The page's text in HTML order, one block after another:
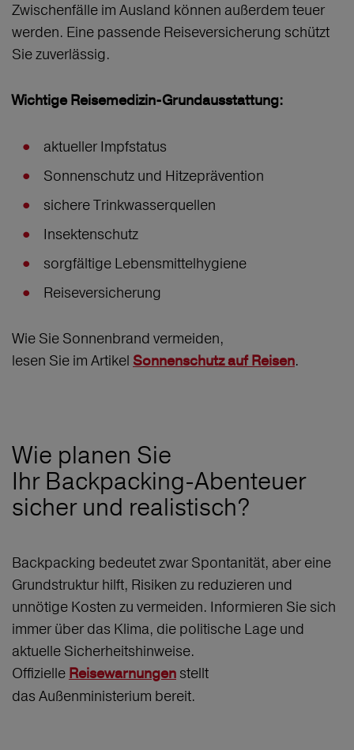
Zwischenfälle im Ausland können außerdem teuer
werden. Eine passende Reiseversicherung schützt
Sie zuverlässig.
Wichtige Reisemedizin‑Grundausstattung:
aktueller Impfstatus
Sonnenschutz und Hitzeprävention
sichere Trinkwasserquellen
Insektenschutz
sorgfältige Lebensmittelhygiene
Reiseversicherung
Wie Sie Sonnenbrand vermeiden,
lesen Sie im Artikel Sonnenschutz auf Reisen.
Wie planen Sie
Ihr Backpacking‑Abenteuer
sicher und realistisch?
Backpacking bedeutet zwar Spontanität, aber eine
Grundstruktur hilft, Risiken zu reduzieren und
unnötige Kosten zu vermeiden. Informieren Sie sich
immer über das Klima, die politische Lage und
aktuelle Sicherheitshinweise.
Offizielle Reisewarnungen stellt
das Außenministerium bereit.